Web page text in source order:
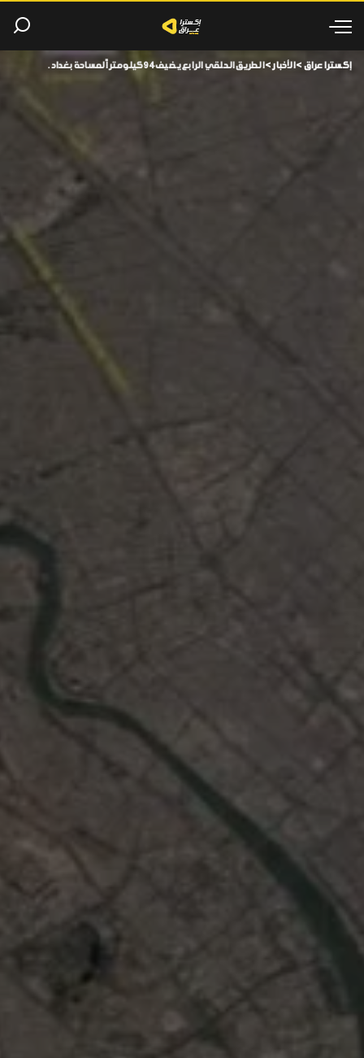
إكسترا عراق >الأخبار>الطريق الحلقي الرابع يضيف 94 كيلومتراً لمساحة بغداد.